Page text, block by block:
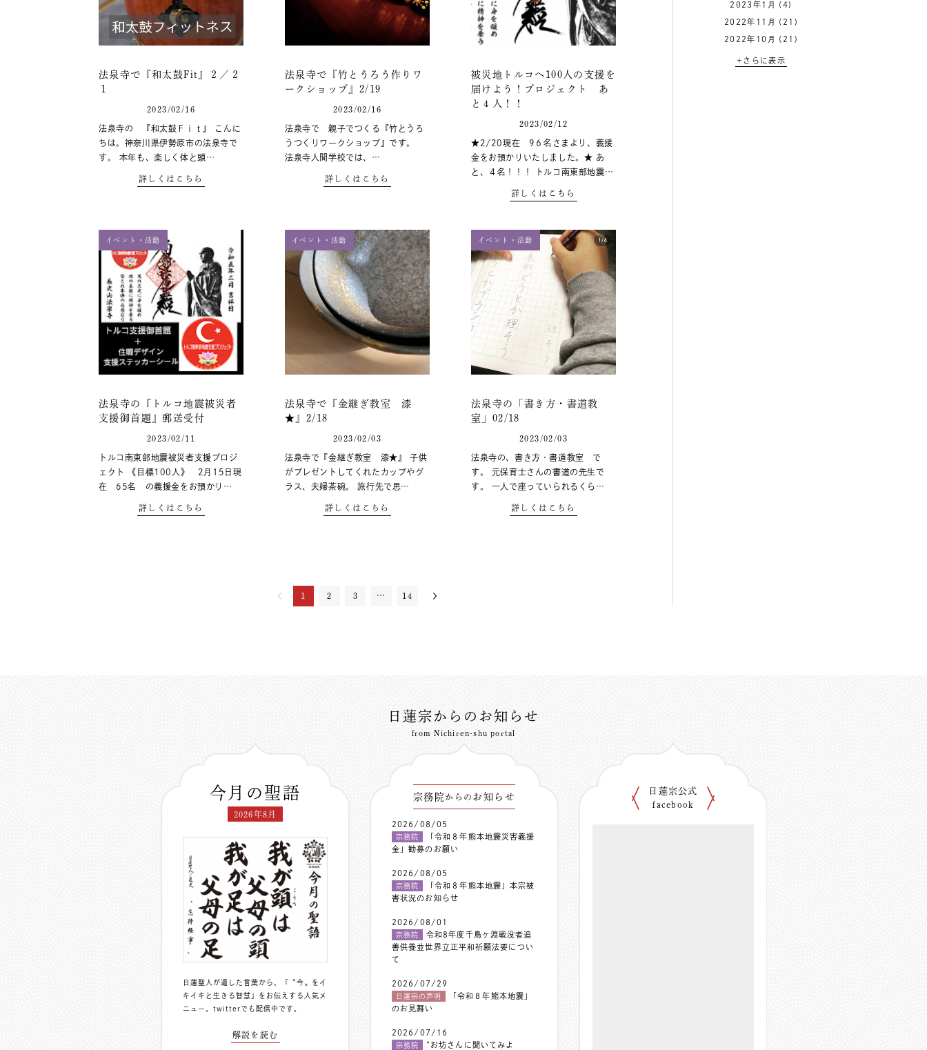
法泉寺で『和太鼓Fit』２／２
１
2023/02/16
法泉寺の 『和太鼓Ｆｉｔ』 こんに
ちは。神奈川県伊勢原市の法泉寺で
す。 本年も、楽しく体と頭…
詳しくはこちら
法泉寺で『竹とうろう作りワ
ークショップ』2/19
2023/02/16
法泉寺で 親子でつくる『竹とうろ
うつくりワークショップ』です。
法泉寺人間学校では、…
詳しくはこちら
被災地トルコへ100人の支援を
届けよう！プロジェクト あ
と４人！！
2023/02/12
★2/20現在 9６名さまより、義援
金をお預かりいたしました。★ あ
と、４名！！！ トルコ南東部地震…
詳しくはこちら
イベント・活動
法泉寺の『トルコ地震被災者
支援御首題』郵送受付
2023/02/11
トルコ南東部地震被災者支援プロジ
ェクト 《目標100人》 2月15日現
在 65名 の義援金をお預かり…
詳しくはこちら
イベント・活動
法泉寺で『金継ぎ教室 漆
★』2/18
2023/02/03
法泉寺で『金継ぎ教室 漆★』 子供
がプレゼントしてくれたカップやグ
ラス、夫婦茶碗。 旅行先で思…
詳しくはこちら
イベント・活動
法泉寺の「書き方・書道教
室」02/18
2023/02/03
法泉寺の、書き方・書道教室 で
す。 元保育士さんの書道の先生で
す。 一人で座っていられるくら…
詳しくはこちら
1 2 3 … 14
2023年1月 (4)
2022年11月 (21)
2022年10月 (21)
+さらに表示
日蓮宗からのお知らせ
from Nichiren-shu portal
今月の聖語
2026年8月
日蓮聖人が遺した言葉から、「〝今〟をイ
キイキと生きる智慧」をお伝えする人気メ
ニュー。 twitterでも配信中 です。
解説を読む
宗務院からの お知らせ
2026/08/05
宗務院
「令和８年熊本地震災害義援
金」勧募のお願い
2026/08/05
宗務院
「令和８年熊本地震」本宗被
害状況のお知らせ
2026/08/01
宗務院
令和8年度千鳥ヶ淵戦没者追
善供養並世界立正平和祈願法要につい
て
2026/07/29
日蓮宗の声明
「令和８年熊本地震」
のお見舞い
2026/07/16
宗務院 ”お坊さんに聞いてみよ
日蓮宗公式
facebook